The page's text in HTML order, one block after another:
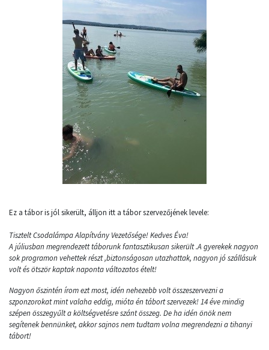
Ez a tábor is jól sikerült, álljon itt a tábor szervezőjének levele:
Tisztelt Csodalámpa Alapítvány Vezetősége! Kedves Éva!
A júliusban megrendezett táborunk fantasztikusan sikerült .A gyerekek nagyon
sok programon vehettek részt ,biztonságosan utazhattak, nagyon jó szállásuk
volt és ötször kaptak naponta változatos ételt!
Nagyon őszintén írom ezt most, idén nehezebb volt összeszervezni a
szponzorokat mint valaha eddig, mióta én tábort szervezek! 14 éve mindig
szépen összegyűlt a költségvetésre szánt összeg. De ha idén önök nem
segítenek bennünket, akkor sajnos nem tudtam volna megrendezni a tihanyi
tábort!